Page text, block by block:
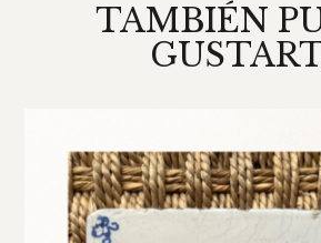
TAMBIÉN